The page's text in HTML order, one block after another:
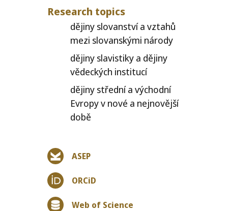
Research topics
dějiny slovanství a vztahů
mezi slovanskými národy
dějiny slavistiky a dějiny
vědeckých institucí
dějiny střední a východní
Evropy v nové a nejnovější
době
ASEP
ORCiD
Web of Science